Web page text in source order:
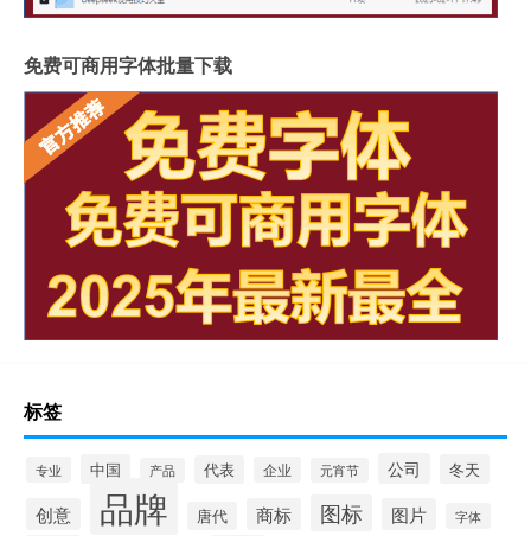
免费可商用字体批量下载
标签
专业 中国 产品 代表 企业 元宵节 公司 冬天
创意 品牌 唐代 商标 图标 图片 字体